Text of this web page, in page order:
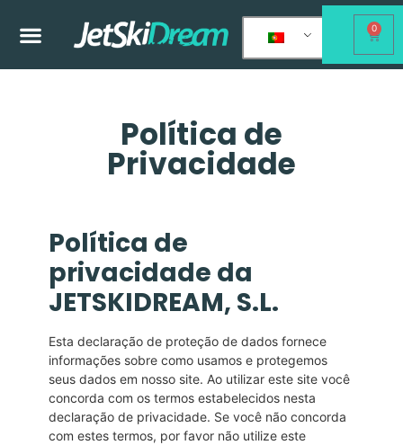
0
Política de
Privacidade
Política de
privacidade da
JETSKIDREAM, S.L.
Esta declaração de proteção de dados fornece
informações sobre como usamos e protegemos
seus dados em nosso site. Ao utilizar este site você
concorda com os termos estabelecidos nesta
declaração de privacidade. Se você não concorda
com estes termos, por favor não utilize este